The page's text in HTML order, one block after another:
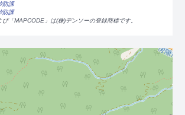
防課
防課
び「MAPCODE」は(株)デンソーの登録商標です。